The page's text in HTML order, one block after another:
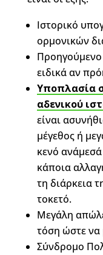
Ιστορικό
ορμονικών
Προηγούμενο
ειδικά αν
Υποπλασία
αδενικού
είναι
μέγεθος ή
κενό
κάποια
τη διάρκεια
τοκετό.
Μεγάλη
τόση ώστε να
Σύνδρομο